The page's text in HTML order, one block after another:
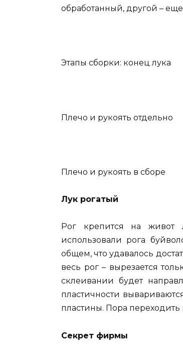
обработанный, другой –
Этапы сборки: конец лука
Плечо и рукоять отдельно
Плечо и рукоять в сборе
Лук рогатый
Рог крепится на живот
использовали рога
общем, что удавалось
весь рог – вырезается
склеивании будет
пластичности
пластины. Пора переходить
Секрет фирмы